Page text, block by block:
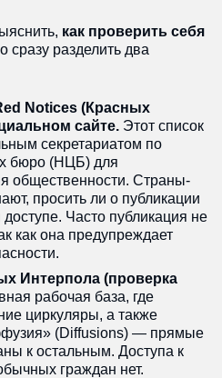
как проверить себя
сразу разделить два
Notices (Красных
сайте. Этот список
секретариатом по
бюро (НЦБ) для
общественности. Страны-
просить ли о публикации
Часто публикация не
как она предупреждает
Интерпола (проверка
рабочая база, где
циркуляры, а также
(Diffusions) — прямые
к остальным. Доступа к
граждан нет.